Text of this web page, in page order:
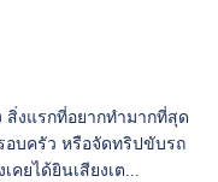
งแรกที่อยากทำมากที่สุด
บครัว หรือจัดทริปขับรถ
คยได้ยินเสียงเต...